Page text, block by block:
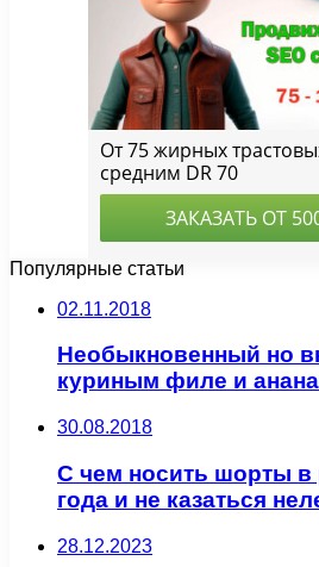
Популярные статьи
02.11.2018
Необыкновенный но
куриным филе и
30.08.2018
С чем носить шорты в
года и не казаться
28.12.2023